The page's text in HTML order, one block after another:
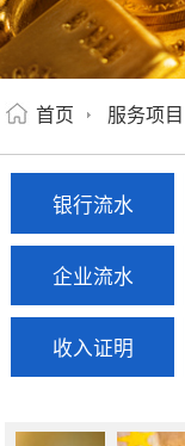
首页 服务项目
银行流水
企业流水
收入证明